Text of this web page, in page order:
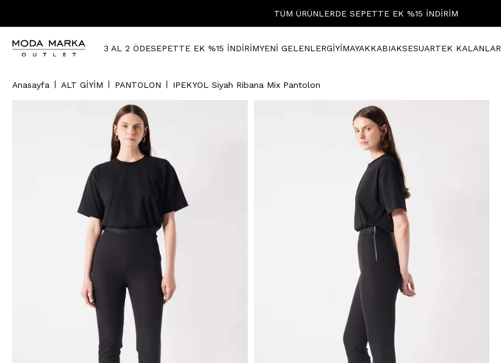
TÜM ÜRÜNLERDE SEPETTE EK %15 İNDİRİM
3 AL 2 ÖDESEPETTE EK %15 İNDİRİMYENİ GELENLERGİYİMAYAKKABIAKSESUARTEK KALANLAR
Anasayfa ALT GİYİM PANTOLON IPEKYOL Siyah Ribana Mix Pantolon